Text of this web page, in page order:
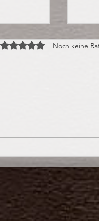
Mit 0 von 5 Sternen
Noch keine